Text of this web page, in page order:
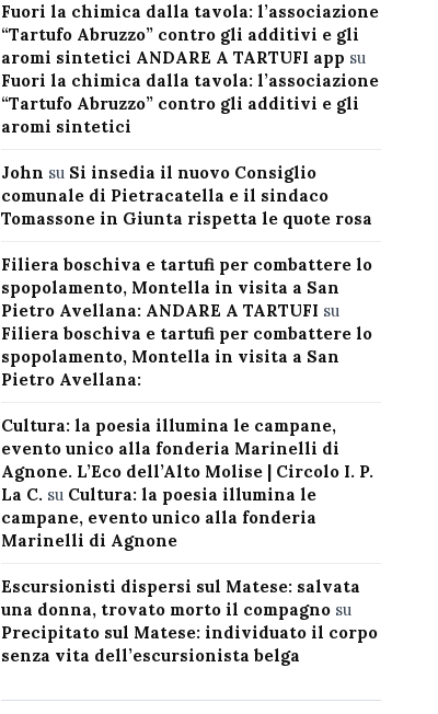
Fuori la chimica dalla tavola: l’associazione
“Tartufo Abruzzo” contro gli additivi e gli
aromi sintetici ANDARE A TARTUFI app su
Fuori la chimica dalla tavola: l’associazione
“Tartufo Abruzzo” contro gli additivi e gli
aromi sintetici
John su Si insedia il nuovo Consiglio
comunale di Pietracatella e il sindaco
Tomassone in Giunta rispetta le quote rosa
Filiera boschiva e tartufi per combattere lo
spopolamento, Montella in visita a San
Pietro Avellana: ANDARE A TARTUFI su
Filiera boschiva e tartufi per combattere lo
spopolamento, Montella in visita a San
Pietro Avellana:
Cultura: la poesia illumina le campane,
evento unico alla fonderia Marinelli di
Agnone. L’Eco dell’Alto Molise | Circolo I. P.
La C. su Cultura: la poesia illumina le
campane, evento unico alla fonderia
Marinelli di Agnone
Escursionisti dispersi sul Matese: salvata
una donna, trovato morto il compagnosu
Precipitato sul Matese: individuato il corpo
senza vita dell’escursionista belga